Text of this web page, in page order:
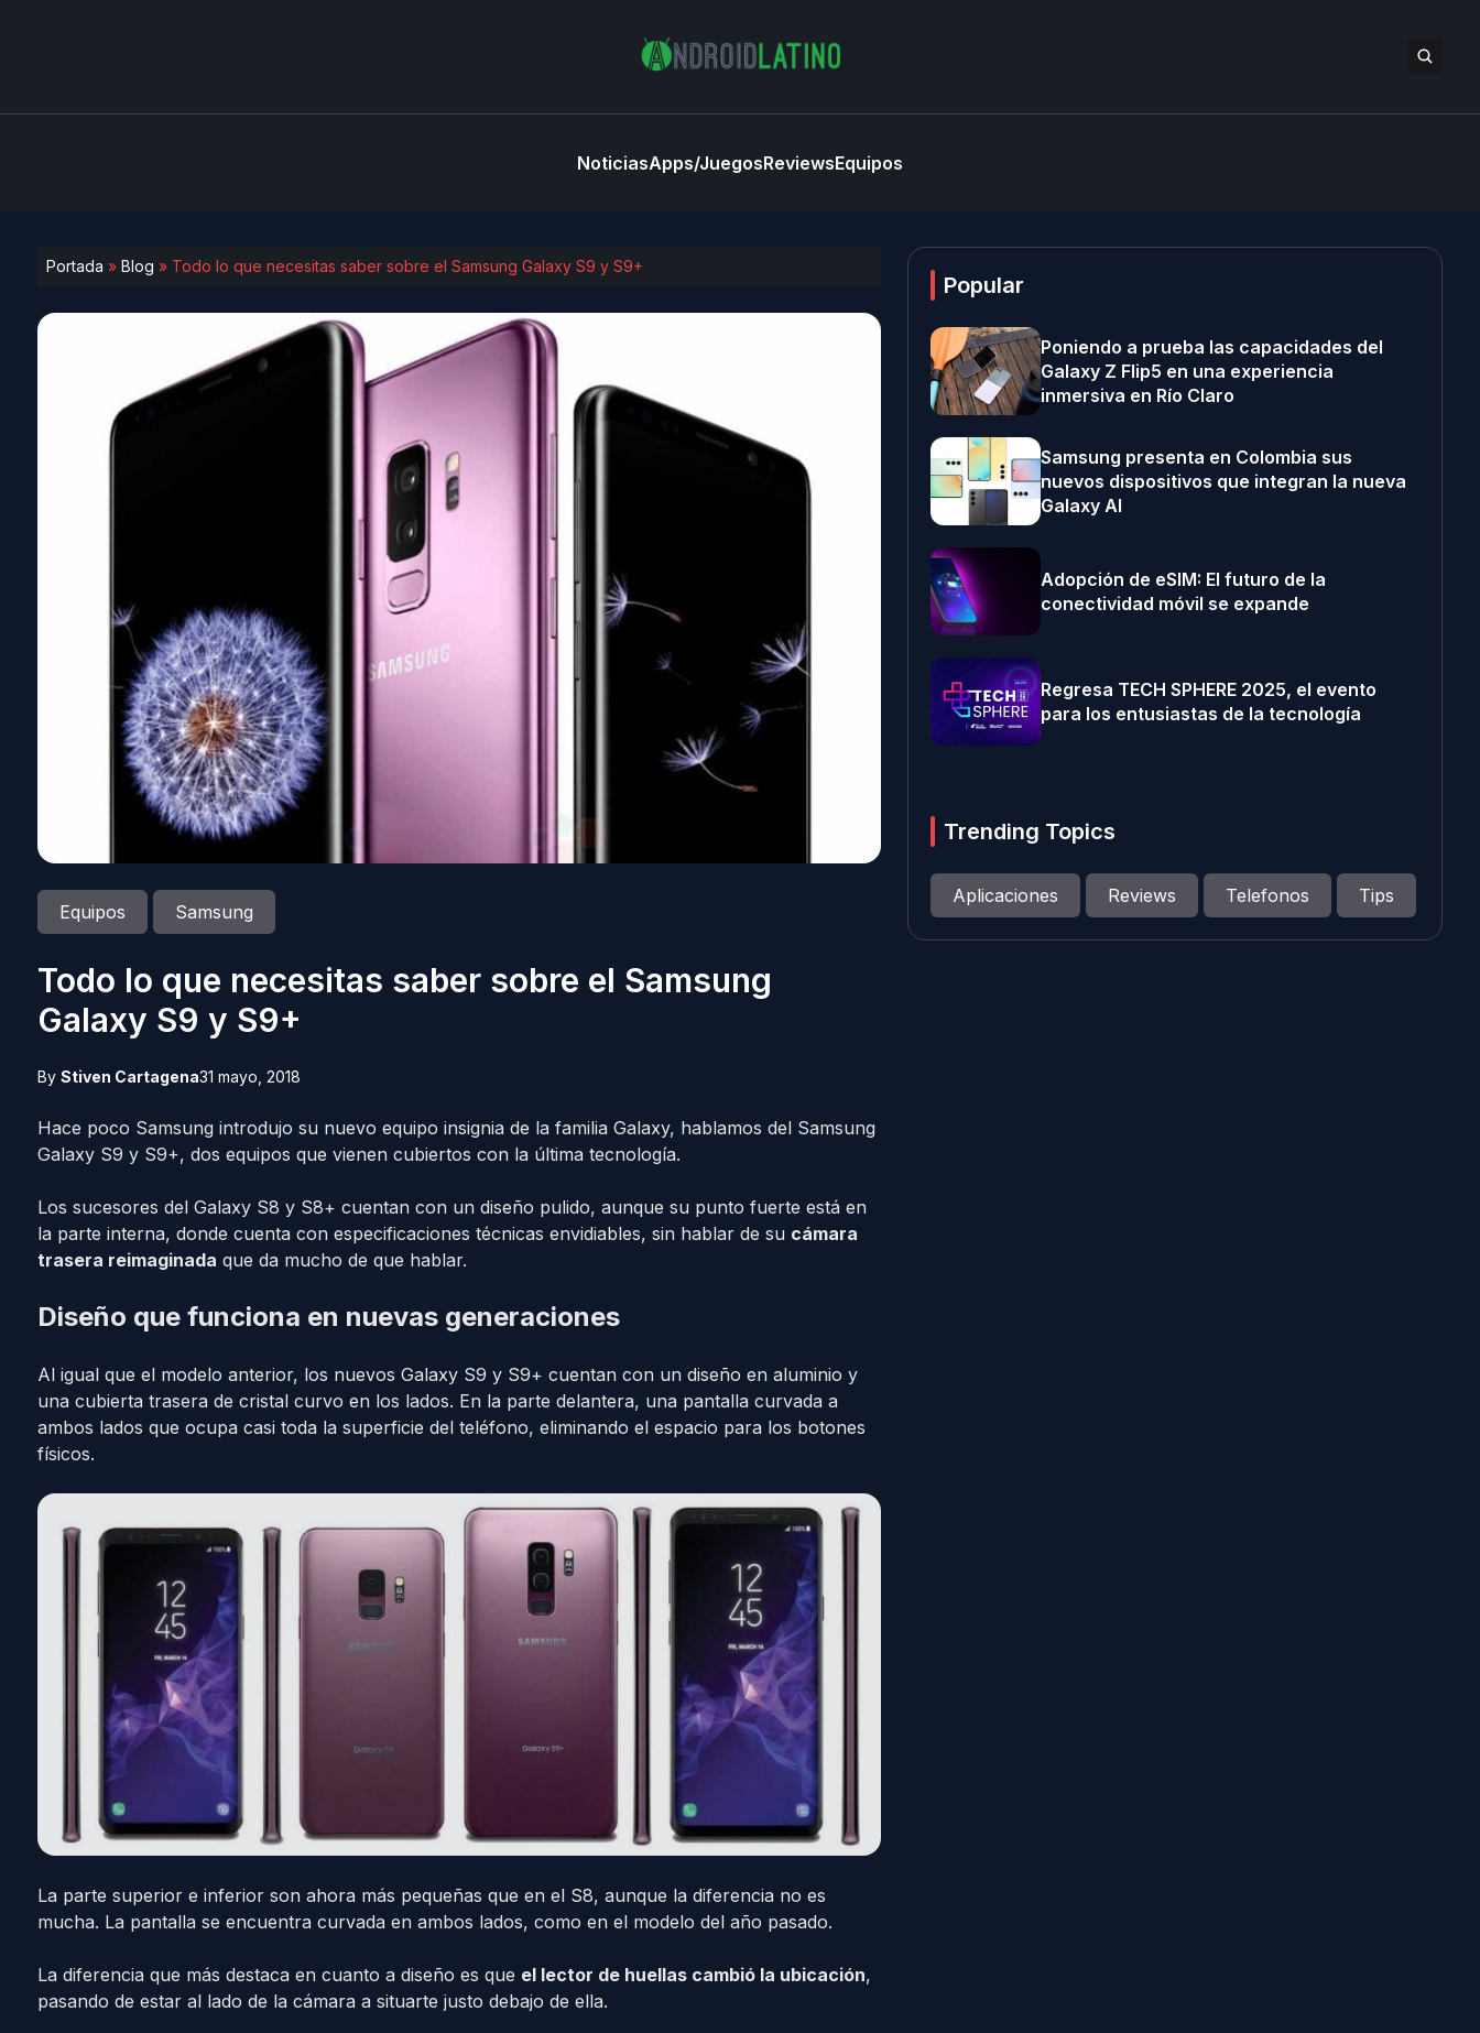
NoticiasApps/JuegosReviewsEquipos
Portada » Blog » Todo lo que necesitas saber sobre el Samsung Galaxy S9 y S9+
Equipos Samsung
Todo lo que necesitas saber sobre el Samsung
Galaxy S9 y S9+
By Stiven Cartagena31 mayo, 2018
Hace poco Samsung introdujo su nuevo equipo insignia de la familia Galaxy, hablamos del Samsung
Galaxy S9 y S9+, dos equipos que vienen cubiertos con la última tecnología.
Los sucesores del Galaxy S8 y S8+ cuentan con un diseño pulido, aunque su punto fuerte está en
la parte interna, donde cuenta con especificaciones técnicas envidiables, sin hablar de su cámara
trasera reimaginada que da mucho de que hablar.
Diseño que funciona en nuevas generaciones
Al igual que el modelo anterior, los nuevos Galaxy S9 y S9+ cuentan con un diseño en aluminio y
una cubierta trasera de cristal curvo en los lados. En la parte delantera, una pantalla curvada a
ambos lados que ocupa casi toda la superficie del teléfono, eliminando el espacio para los botones
físicos.
La parte superior e inferior son ahora más pequeñas que en el S8, aunque la diferencia no es
mucha. La pantalla se encuentra curvada en ambos lados, como en el modelo del año pasado.
La diferencia que más destaca en cuanto a diseño es que el lector de huellas cambió la ubicación,
pasando de estar al lado de la cámara a situarte justo debajo de ella.
Popular
Poniendo a prueba las capacidades del
Galaxy Z Flip5 en una experiencia
inmersiva en Río Claro
Samsung presenta en Colombia sus
nuevos dispositivos que integran la nueva
Galaxy AI
Adopción de eSIM: El futuro de la
conectividad móvil se expande
Regresa TECH SPHERE 2025, el evento
para los entusiastas de la tecnología
Trending Topics
Aplicaciones Reviews Telefonos Tips